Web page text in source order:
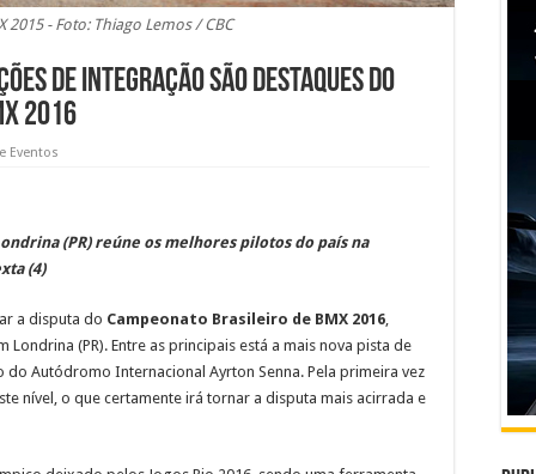
2015 - Foto: Thiago Lemos / CBC
de integração são destaques do
2016
Eventos
(PR) reúne os melhores pilotos do país na
(4)
a disputa do Campeonato Brasileiro de BMX 2016
(PR). Entre as principais está a mais nova pista de
do Autódromo Internacional Ayrton Senna. Pela primeira vez
nível, o que certamente irá tornar a disputa mais acirrada e